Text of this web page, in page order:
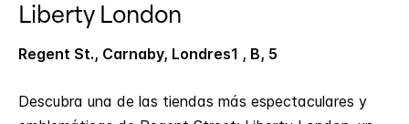
Liberty London
Regent St., Carnaby, Londres1 , B, 5
Descubra una de las tiendas más espectaculares y